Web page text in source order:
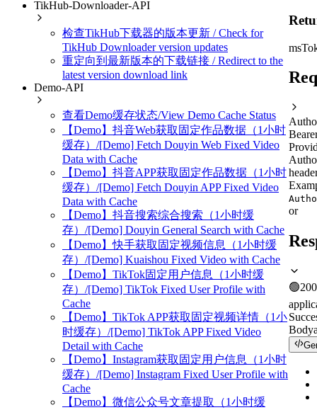
TikHub-Downloader-API
检查TikHub下载器的版本更新 / Check for
TikHub Downloader version updates
重定向到最新版本的下载链接 / Redirect to the
latest version download link
Demo-API
查看Demo缓存状态/View Demo Cache Status
【Demo】抖音Web获取固定作品数据（1小时
缓存）/[Demo] Fetch Douyin Web Fixed Video
Data with Cache
【Demo】抖音APP获取固定作品数据（1小时
缓存）/[Demo] Fetch Douyin APP Fixed Video
Data with Cache
【Demo】抖音搜索综合搜索（1小时缓
存）/[Demo] Douyin General Search with Cache
【Demo】快手获取固定视频信息（1小时缓
存）/[Demo] Kuaishou Fixed Video with Cache
【Demo】TikTok固定用户信息（1小时缓
存）/[Demo] TikTok Fixed User Profile with
Cache
【Demo】TikTok APP获取固定视频详情（1小
时缓存）/[Demo] TikTok APP Fixed Video
Detail with Cache
【Demo】Instagram获取固定用户信息（1小时
缓存）/[Demo] Instagram Fixed User Profile with
Cache
【Demo】微信公众号文章提取（1小时缓
or
🟢200
Body